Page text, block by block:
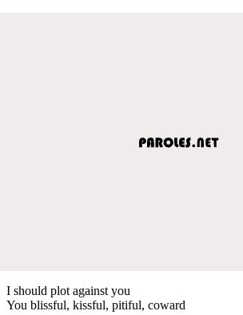
I should plot against you
You blissful, kissful, pitiful, coward